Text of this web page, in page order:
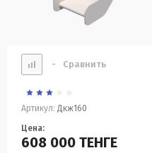
- Сравнить
Артикул: Дкж160
Цена:
608 000 ТЕНГЕ